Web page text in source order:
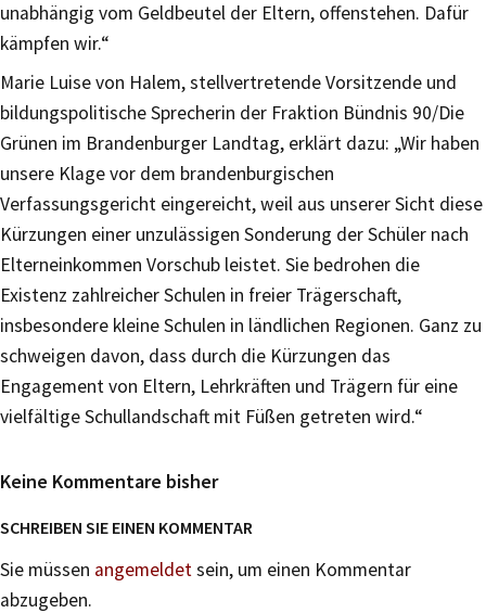
unabhängig vom Geldbeutel der Eltern, offenstehen. Dafür
kämpfen wir.“
Marie Luise von Halem, stellvertretende Vorsitzende und
bildungspolitische Sprecherin der Fraktion Bündnis 90/Die
Grünen im Brandenburger Landtag, erklärt dazu: „Wir haben
unsere Klage vor dem brandenburgischen
Verfassungsgericht eingereicht, weil aus unserer Sicht diese
Kürzungen einer unzulässigen Sonderung der Schüler nach
Elterneinkommen Vorschub leistet. Sie bedrohen die
Existenz zahlreicher Schulen in freier Trägerschaft,
insbesondere kleine Schulen in ländlichen Regionen. Ganz zu
schweigen davon, dass durch die Kürzungen das
Engagement von Eltern, Lehrkräften und Trägern für eine
vielfältige Schullandschaft mit Füßen getreten wird.“
Keine Kommentare bisher
SCHREIBEN SIE EINEN KOMMENTAR
Sie müssen angemeldetsein, um einen Kommentar
abzugeben.